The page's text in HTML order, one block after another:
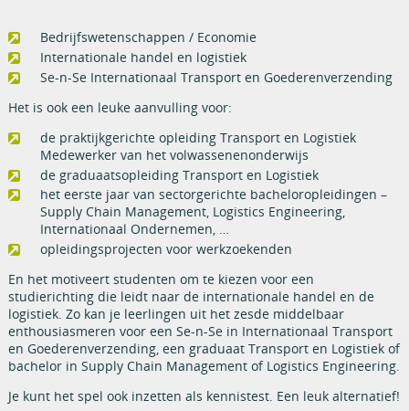
Bedrijfswetenschappen / Economie
Internationale handel en logistiek
Se-n-Se Internationaal Transport en Goederenverzending
Het is ook een leuke aanvulling voor:
de praktijkgerichte opleiding Transport en Logistiek
Medewerker van het volwassenenonderwijs
de graduaatsopleiding Transport en Logistiek
het eerste jaar van sectorgerichte bacheloropleidingen –
Supply Chain Management, Logistics Engineering,
Internationaal Ondernemen, …
opleidingsprojecten voor werkzoekenden
En het motiveert studenten om te kiezen voor een
studierichting die leidt naar de internationale handel en de
logistiek. Zo kan je leerlingen uit het zesde middelbaar
enthousiasmeren voor een Se-n-Se in Internationaal Transport
en Goederenverzending, een graduaat Transport en Logistiek of
bachelor in Supply Chain Management of Logistics Engineering.
Je kunt het spel ook inzetten als kennistest. Een leuk alternatief!